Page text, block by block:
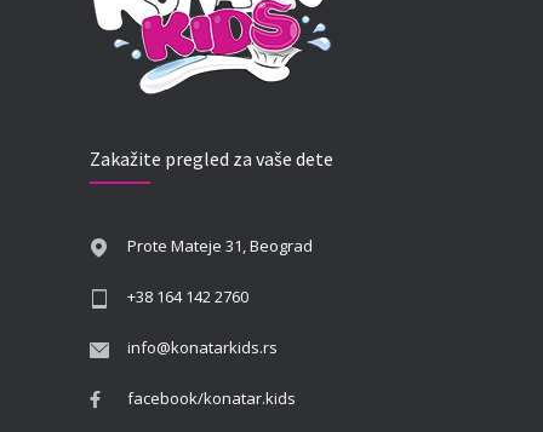
Zakažite pregled za vaše dete
Prote Mateje 31, Beograd
+38 164 142 2760
info@konatarkids.rs
facebook/konatar.kids